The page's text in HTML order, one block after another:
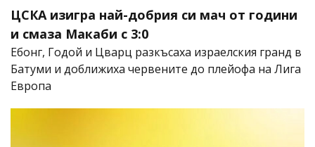
ЦСКА изигра най-добрия си мач от години
и смаза Макаби с 3:0
Ебонг, Годой и Цварц разкъсаха израелския гранд в
Батуми и доближиха червените до плейофа на Лига
Европа